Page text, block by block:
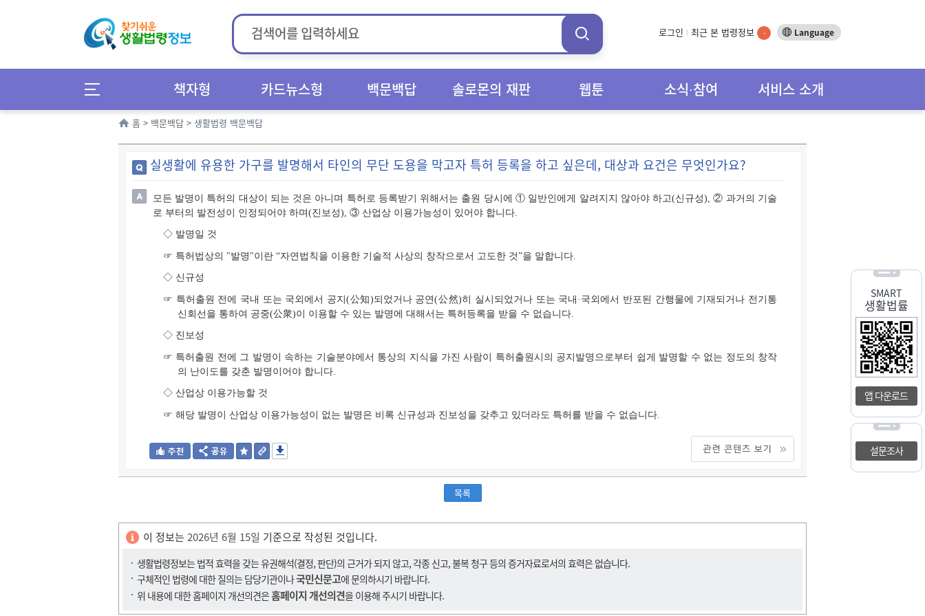
로그인 최근 본 법령정보 - Language
책자형 카드뉴스형 백문백답 솔로몬의 재판 웹툰 소식∙참여 서비스 소개
SMART
생활법률
앱 다운로드
설문조사
홈 > 백문백답 > 생활법령 백문백답
실생활에 유용한 가구를 발명해서 타인의 무단 도용을 막고자 특허 등록을 하고 싶은데, 대상과 요건은 무엇인가요?
모든 발명이 특허의 대상이 되는 것은 아니며 특허로 등록받기 위해서는 출원 당시에 ① 일반인에게 알려지지 않아야 하고(신규성), ② 과거의 기술
로 부터의 발전성이 인정되어야 하며(진보성), ③ 산업상 이용가능성이 있어야 합니다.
◇ 발명일 것
☞ 특허법상의 "발명"이란 “자연법칙을 이용한 기술적 사상의 창작으로서 고도한 것”을 말합니다.
◇ 신규성
☞ 특허출원 전에 국내 또는 국외에서 공지(公知)되었거나 공연(公然)히 실시되었거나 또는 국내·국외에서 반포된 간행물에 기재되거나 전기통
신회선을 통하여 공중(公衆)이 이용할 수 있는 발명에 대해서는 특허등록을 받을 수 없습니다.
◇ 진보성
☞ 특허출원 전에 그 발명이 속하는 기술분야에서 통상의 지식을 가진 사람이 특허출원시의 공지발명으로부터 쉽게 발명할 수 없는 정도의 창작
의 난이도를 갖춘 발명이어야 합니다.
◇ 산업상 이용가능할 것
☞ 해당 발명이 산업상 이용가능성이 없는 발명은 비록 신규성과 진보성을 갖추고 있더라도 특허를 받을 수 없습니다.
목록
이 정보는 2026년 6월 15일 기준으로 작성된 것입니다.
생활법령정보는 법적 효력을 갖는 유권해석(결정, 판단)의 근거가 되지 않고, 각종 신고, 불복 청구 등의 증거자료로서의 효력은 없습니다.
구체적인 법령에 대한 질의는 담당기관이나국민신문고에 문의하시기 바랍니다.
위 내용에 대한 홈페이지 개선의견은홈페이지 개선의견을 이용해 주시기 바랍니다.